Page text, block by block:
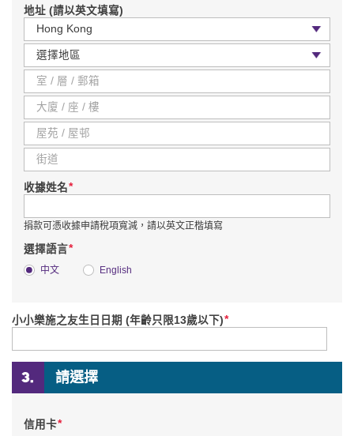
地址 (請以英文填寫)
國家 / 地區
收據姓名*
捐款可憑收據申請稅項寬減，請以英文正楷填寫
選擇語言*
中文 English
小小樂施之友生日日期 (年齡只限13歲以下)*
請選擇
信用卡*